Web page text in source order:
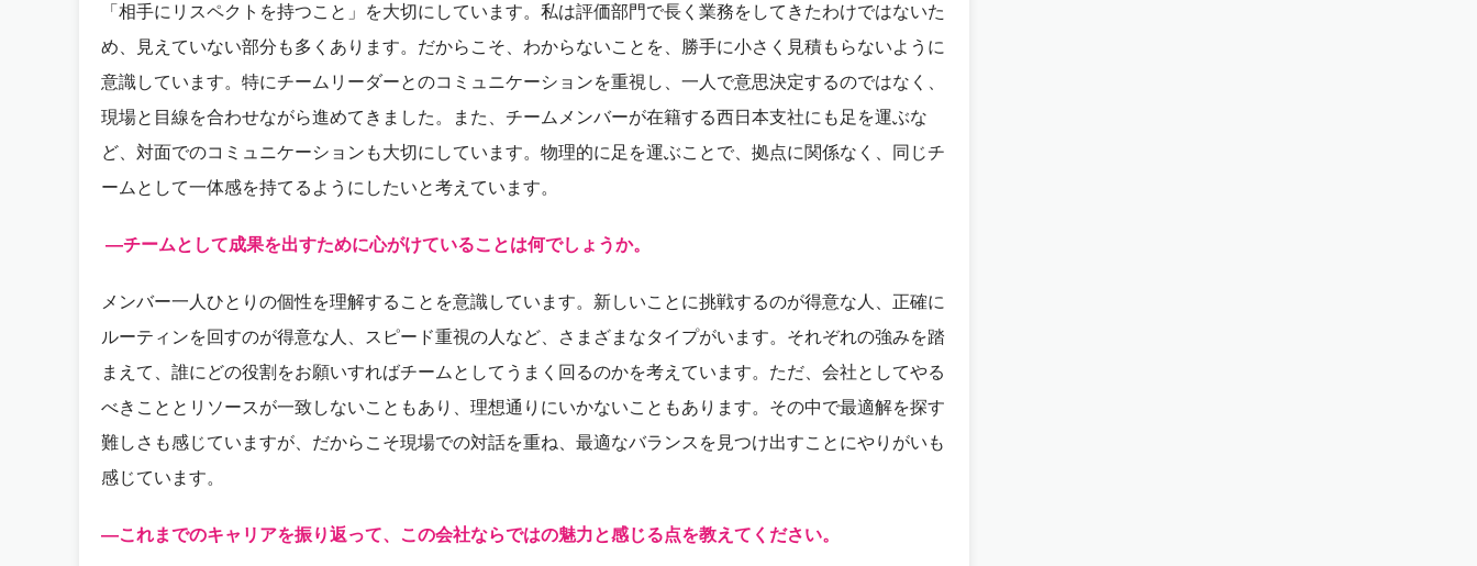
「相手にリスペクトを持つこと」を大切にしています。私は評価部門で長く業務をしてきたわけではないた
め、見えていない部分も多くあります。だからこそ、わからないことを、勝手に小さく見積もらないように
意識しています。特にチームリーダーとのコミュニケーションを重視し、一人で意思決定するのではなく、
現場と目線を合わせながら進めてきました。また、チームメンバーが在籍する西日本支社にも足を運ぶな
ど、対面でのコミュニケーションも大切にしています。物理的に足を運ぶことで、拠点に関係なく、同じチ
ームとして一体感を持てるようにしたいと考えています。
―チームとして成果を出すために心がけていることは何でしょうか。
メンバー一人ひとりの個性を理解することを意識しています。新しいことに挑戦するのが得意な人、正確に
ルーティンを回すのが得意な人、スピード重視の人など、さまざまなタイプがいます。それぞれの強みを踏
まえて、誰にどの役割をお願いすればチームとしてうまく回るのかを考えています。ただ、会社としてやる
べきこととリソースが一致しないこともあり、理想通りにいかないこともあります。その中で最適解を探す
難しさも感じていますが、だからこそ現場での対話を重ね、最適なバランスを見つけ出すことにやりがいも
感じています。
―これまでのキャリアを振り返って、この会社ならではの魅力と感じる点を教えてください。